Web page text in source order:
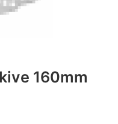
160mm